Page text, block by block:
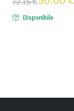
Disponibile